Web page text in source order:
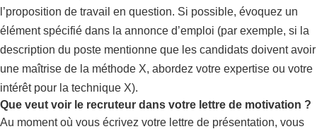
l’proposition de travail en question. Si possible, évoquez un
élément spécifié dans la annonce d’emploi (par exemple, si la
description du poste mentionne que les candidats doivent avoir
une maîtrise de la méthode X, abordez votre expertise ou votre
intérêt pour la technique X).
Que veut voir le recruteur dans votre lettre de motivation ?
Au moment où vous écrivez votre lettre de présentation, vous